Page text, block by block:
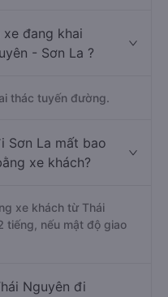
xe đang khai
- Sơn La ?
thác tuyến đường.
Sơn La mất bao
xe khách?
xe khách từ Thái
tiếng, nếu mật độ giao
Nguyên đi